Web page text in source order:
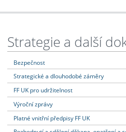
Strategie a další
Bezpečnost
Strategické a dlouhodobé záměry
FF UK pro udržitelnost
Výroční zprávy
Platné vnitřní předpisy FF UK